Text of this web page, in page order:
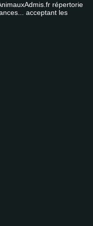
répertorie
acceptant les